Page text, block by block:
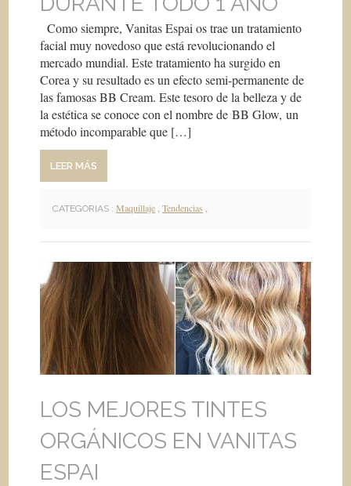
Como siempre, Vanitas Espai os trae un tratamiento
facial muy novedoso que está revolucionando el
mercado mundial. Este tratamiento ha surgido en
Corea y su resultado es un efecto semi-permanente de
las famosas BB Cream. Este tesoro de la belleza y de
la estética se conoce con el nombre de BB Glow, un
método incomparable que […]
LEER MÁS
CATEGORIAS : Maquillaje ,Tendencias
LOS MEJORES TINTES
ORGÁNICOS EN VANITAS
ESPAI